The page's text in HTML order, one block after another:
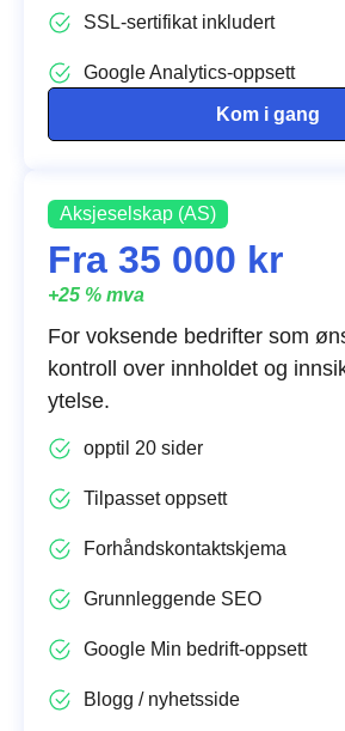
SSL-sertifikat inkludert
Google Analytics-oppsett
Kom i gang
Aksjeselskap (AS)
Fra 35 000 kr
+25 % mva
For voksende bedrifter som
kontroll over innholdet og
ytelse.
opptil 20 sider
Tilpasset oppsett
Forhåndskontaktskjema
Grunnleggende SEO
Google Min bedrift-oppsett
Blogg / nyhetsside